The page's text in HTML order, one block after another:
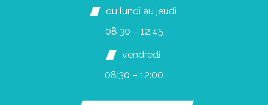
du lundi au jeudi
08:30 – 12:45
vendredi
08:30 – 12:00